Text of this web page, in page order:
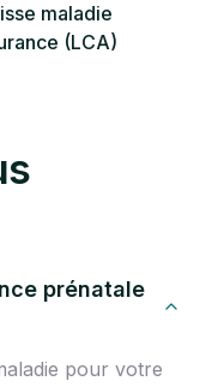
maladie
(LCA)
prénatale
pour votre